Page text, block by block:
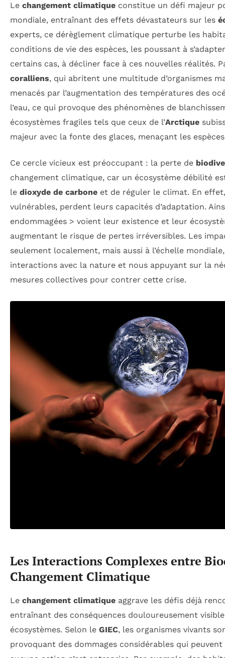
Le changement climatique constitue un défi majeur
mondiale, entraînant des effets dévastateurs sur les
experts, ce dérèglement climatique perturbe les
conditions de vie des espèces, les poussant à
certains cas, à décliner face à ces nouvelles réalités.
coralliens, qui abritent une multitude d’organismes
menacés par l’augmentation des températures des
l’eau, ce qui provoque des phénomènes de
écosystèmes fragiles tels que ceux de l’Arctique
majeur avec la fonte des glaces, menaçant les
Ce cercle vicieux est préoccupant : la perte de
changement climatique, car un écosystème débilité
le dioxyde de carbone et de réguler le climat. En
vulnérables, perdent leurs capacités d’adaptation.
endommagées > voient leur existence et leur
augmentant le risque de pertes irréversibles. Les
seulement localement, mais aussi à l’échelle
interactions avec la nature et nous appuyant sur la
mesures collectives pour contrer cette crise.
Les Interactions Complexes entre
Changement Climatique
Le changement climatique aggrave les défis déjà
entraînant des conséquences douloureusement
écosystèmes. Selon le GIEC, les organismes vivants
provoquant des dommages considérables qui